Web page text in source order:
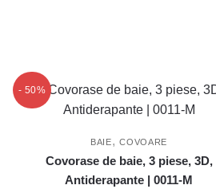
- 50%
BAIE,COVOARE
Covorase de baie, 3 piese, 3D,
Antiderapante | 0011-M